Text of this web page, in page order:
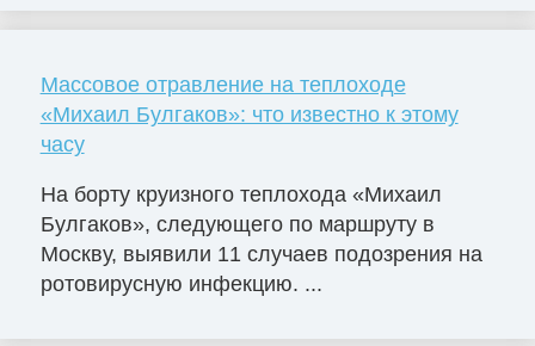
Массовое отравление на теплоходе
«Михаил Булгаков»: что известно к этому
часу
На борту круизного теплохода «Михаил
Булгаков», следующего по маршруту в
Москву, выявили 11 случаев подозрения на
ротовирусную инфекцию. ...